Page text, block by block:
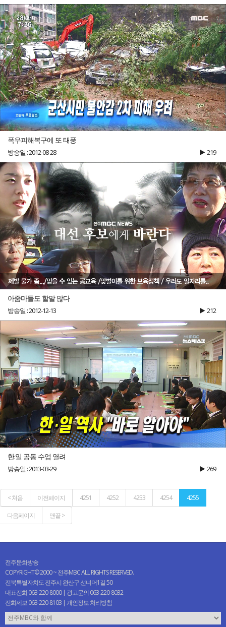
폭우피해복구에 또 태풍
방송일 : 2012-08-28 219
아줌마들도 할말 많다
방송일 : 2012-12-13 212
한.일 공동 수업 열려
방송일 : 2013-03-29 269
< 처음 이전페이지 4251 4252 4253 4254 4255
다음페이지 맨끝 >
전주문화방송
COPYRIGHT© 2000 ~ 전주MBC ALL RIGHTS RESERVED.
전북특별자치도 전주시 완산구 선너머1길 50
대표전화 063-220-8000 | 광고문의 063-220-8032
전화제보 063-220-8103 | 개인정보 처리방침